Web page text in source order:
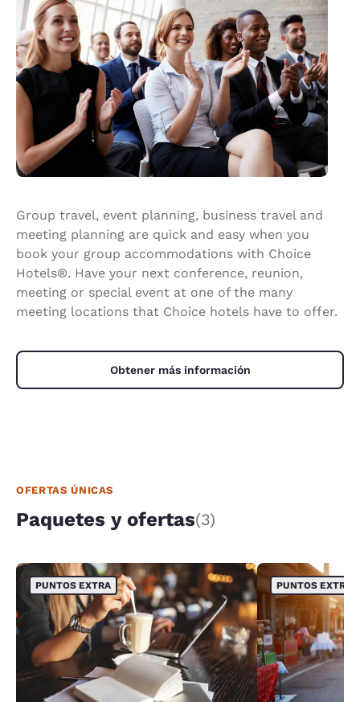
Group travel, event planning, business travel and
meeting planning are quick and easy when you
book your group accommodations with Choice
Hotels®. Have your next conference, reunion,
meeting or special event at one of the many
meeting locations that Choice hotels have to offer.
Obtener más información
OFERTAS ÚNICAS
Paquetes y ofertas(3)
PUNTOS EXTRA PUNTOS EXTRA